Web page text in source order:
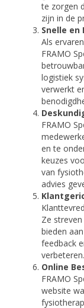
te zorgen
zijn in de
Snelle
Als
FRAMO
logistiek
verwerkt
FRAMO
en te
keuzes
van
advies
Ze
bieden
feedback
verbeteren.
Online
FRAMO
website